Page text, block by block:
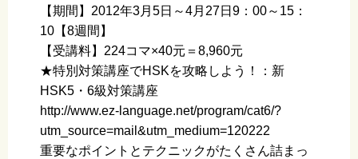
【期間】2012年3月5日～4月27日9：00～15：
10【8週間】
【受講料】224コマ×40元＝8,960元
★特別対策講座でHSKを攻略しよう！：新
HSK5・6級対策講座
http://www.ez-language.net/program/cat6/?
utm_source=mail&utm_medium=120222
重要なポイントとテクニックがたくさん詰まっ